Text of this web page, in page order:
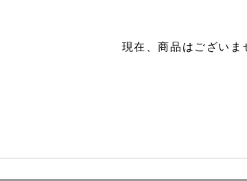
現在、商品はございま